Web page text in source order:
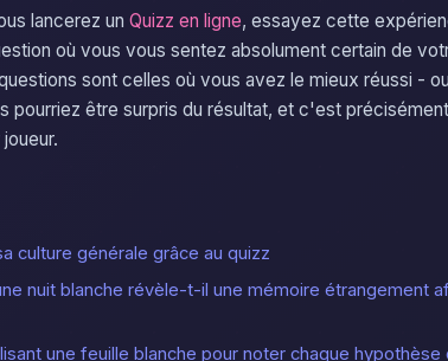
lancerez un Quizz en ligne, essayez cette
où vous vous sentez absolument certain de
sont celles où vous avez le mieux réussi -
pourriez être surpris du résultat, et c'est
culture générale grâce au quizz
nuit blanche révèle-t-il une mémoire étrangement
une feuille blanche pour noter chaque